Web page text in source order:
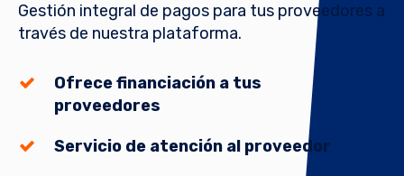
Gestión integral de pagos para tus proveedores a
través de nuestra plataforma.
Ofrece financiación a tus
proveedores
Servicio de atención al proveedor